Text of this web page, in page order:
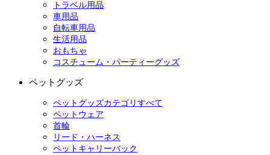
トラベル用品
車用品
自転車用品
生活用品
おもちゃ
コスチューム・パーティーグッズ
ペットグッズ
ペットグッズカテゴリすべて
ペットウェア
首輪
リード・ハーネス
ペットキャリーバック